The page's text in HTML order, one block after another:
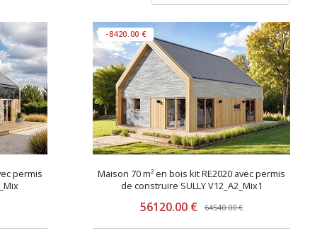
permis
-8420.00 €
Maison 70 m² en bois kit RE2020 avec permis
de construire SULLY V12_A2_Mix1
56120.00 € 64540.00 €